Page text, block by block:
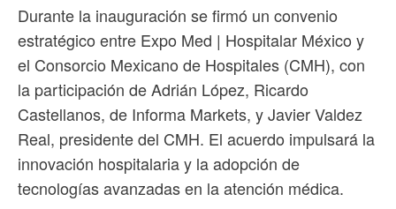
Durante la inauguración se firmó un convenio
estratégico entre Expo Med | Hospitalar México y
el Consorcio Mexicano de Hospitales (CMH), con
la participación de Adrián López, Ricardo
Castellanos, de Informa Markets, y Javier Valdez
Real, presidente del CMH. El acuerdo impulsará la
innovación hospitalaria y la adopción de
tecnologías avanzadas en la atención médica.